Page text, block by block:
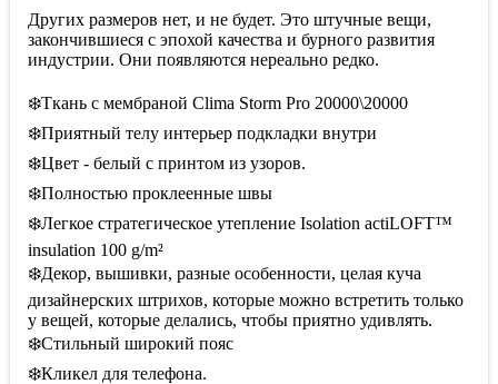
Других размеров нет, и не будет. Это штучные вещи,
закончившиеся с эпохой качества и бурного развития
индустрии. Они появляются нереально редко.
❄️Ткань с мембраной Сlima Storm Pro 20000\20000
❄️Приятный телу интерьер подкладки внутри
❄️Цвет - белый с принтом из узоров.
❄️Полностью проклеенные швы
❄️Легкое стратегическое утепление Isolation actiLOFT™
insulation 100 g/m²
❄️Декор, вышивки, разные особенности, целая куча
дизайнерских штрихов, которые можно встретить только
у вещей, которые делались, чтобы приятно удивлять.
❄️Стильный широкий пояс
❄️Кликел для телефона.